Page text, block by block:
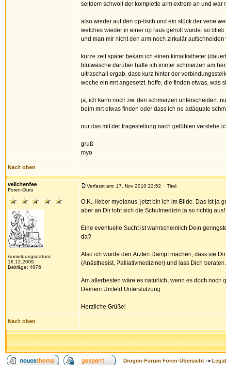
seitdem schwoll der komplette arm extrem an und
also wieder auf den op-tisch und ein stück der vene
welches wieder in einer op raus geholt wurde. so
und man mir nicht den arm noch zirkulär
kurze zeit später bekam ich einen kimalkatheter
blutwäsche darüber hatte ich immer schmerzen am
ultraschall ergab, dass kurz hinter der
woche ein mrt angesetzt. hoffe, die finden etwas, was
ja, ich kann noch zw. den schmerzen unterscheiden.
beim mrt etwas finden oder dass ich ne adäquate
nur das mit der fragestellung nach gefühlen verstehe
gruß
myo
Nach oben
veilchenfee
Foren-Guru
Anmeldungsdatum:
18.12.2009
Beiträge: 4076
Verfasst am: 17. Nov 2010 22:52 Titel:
O.K., lieber myolanus, jetzt bin ich im Bilde. Das ist ja
aber an Dir tobt sich die Schulmedizin ja so richtig aus!
Eine eventuelle Sucht ist wahrscheinlich Dein
da?
Also ich würde den Ärzten Dampf machen, dass sie
(Anästhesist, Palliativmediziner) und lass Dich
Am allerbesten wäre es natürlich, wenn es doch noch
Deinem Umfeld Unterstützung.
Herzliche Grüße!
Nach oben
Drogen-Forum Foren-Übersicht ->